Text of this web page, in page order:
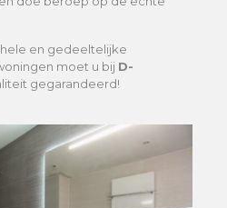
en gedeeltelijke
moet u bij D-
gegarandeerd!